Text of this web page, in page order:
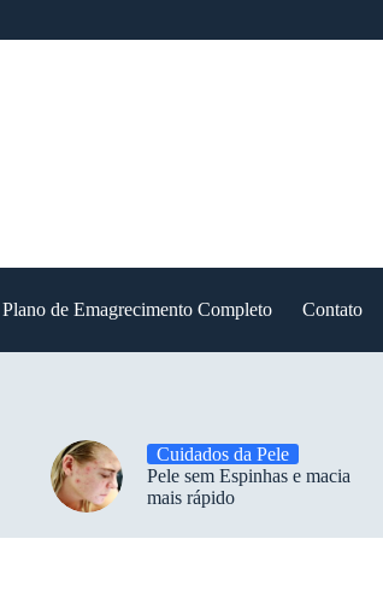
Plano de Emagrecimento Completo Contato
Cuidados da Pele
Pele sem Espinhas e macia
mais rápido